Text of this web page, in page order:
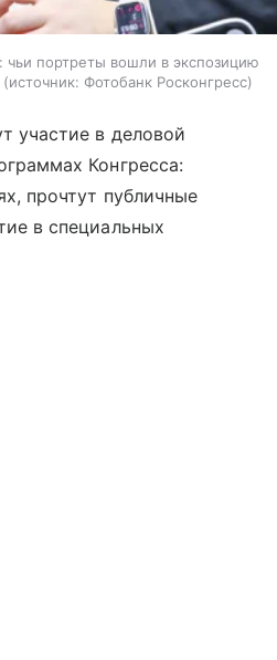
портреты вошли в экспозицию
источник: Фотобанк Росконгресс
участие в деловой
Конгресса:
прочтут публичные
в специальных